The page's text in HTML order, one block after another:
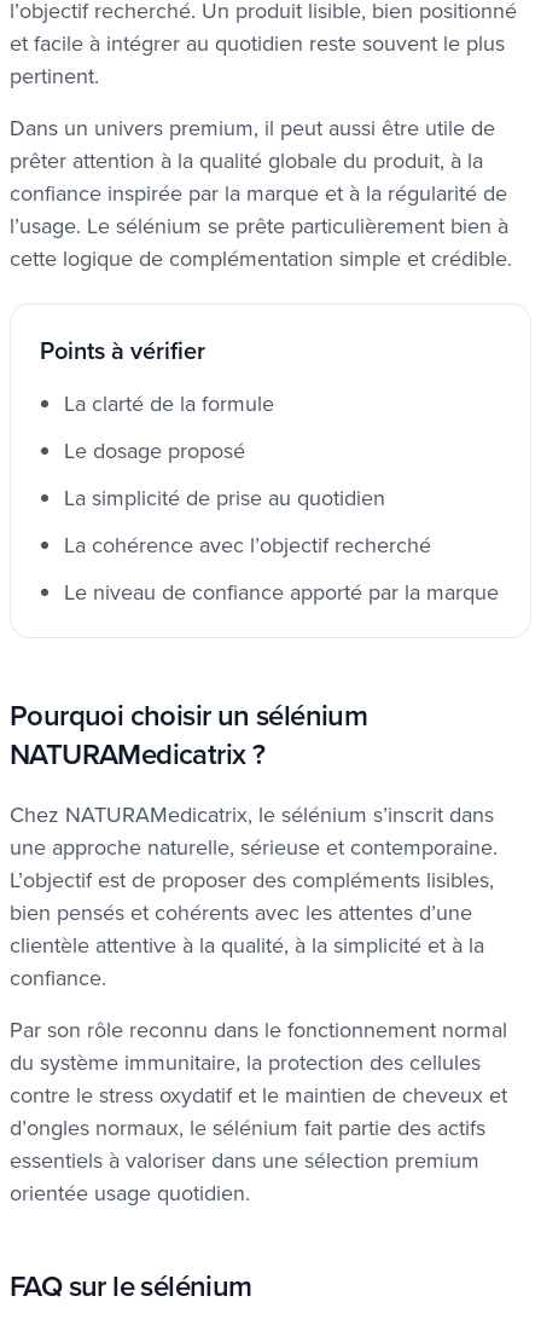
l’objectif recherché. Un produit lisible, bien positionné
et facile à intégrer au quotidien reste souvent le plus
pertinent.
Dans un univers premium, il peut aussi être utile de
prêter attention à la qualité globale du produit, à la
confiance inspirée par la marque et à la régularité de
l’usage. Le sélénium se prête particulièrement bien à
cette logique de complémentation simple et crédible.
Points à vérifier
La clarté de la formule
Le dosage proposé
La simplicité de prise au quotidien
La cohérence avec l’objectif recherché
Le niveau de confiance apporté par la marque
Pourquoi choisir un sélénium
NATURAMedicatrix ?
Chez NATURAMedicatrix, le sélénium s’inscrit dans
une approche naturelle, sérieuse et contemporaine.
L’objectif est de proposer des compléments lisibles,
bien pensés et cohérents avec les attentes d’une
clientèle attentive à la qualité, à la simplicité et à la
confiance.
Par son rôle reconnu dans le fonctionnement normal
du système immunitaire, la protection des cellules
contre le stress oxydatif et le maintien de cheveux et
d’ongles normaux, le sélénium fait partie des actifs
essentiels à valoriser dans une sélection premium
orientée usage quotidien.
FAQ sur le sélénium